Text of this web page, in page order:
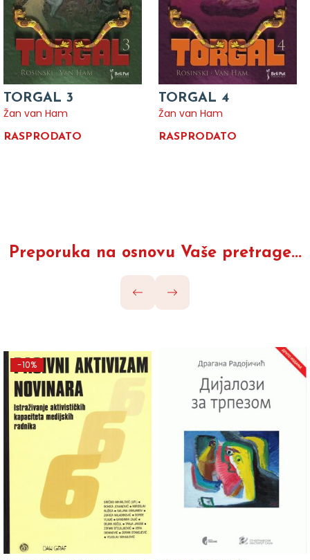
TORGAL 3
Žan van Ham
RASPRODATO
TORGAL 4
Žan van Ham
RASPRODATO
Preporuka na osnovu Vaše pretrage...
-10%